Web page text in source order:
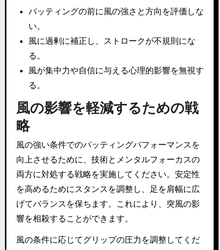
パッティングの前に風の強さと方向を評価しな
い。
風に過剰に補正し、ストロークが不規則にな
る。
風が集中力や自信に与える心理的影響を無視す
る。
風の影響を軽減するための戦
略
風の強い条件でのパッティングパフォーマンスを
向上させるために、技術とメンタルフォーカスの
両方に対処する戦略を実施してください。安定性
を高めるためにスタンスを調整し、足を肩幅に広
げてバランスを保ちます。これにより、突風の影
響を相殺することができます。
風の条件に応じてグリップの圧力を調整してくだ